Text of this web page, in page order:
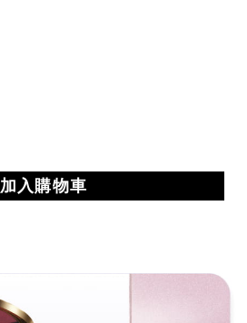
加入購物車